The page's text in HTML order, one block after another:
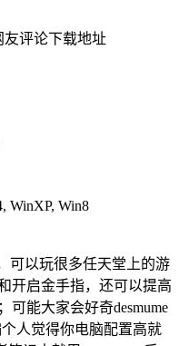
友评论下载地址
WinXP, Win8
可以玩很多任天堂上的游
开启金手指，还可以提高
可能大家会好奇desmume
人觉得你电脑配置高就